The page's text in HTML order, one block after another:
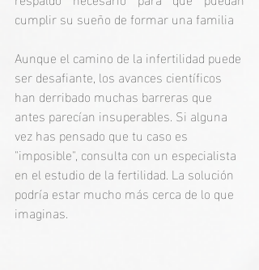
cumplir su sueño de formar una familia
Aunque el camino de la infertilidad puede
ser desafiante, los avances científicos
han derribado muchas barreras que
antes parecían insuperables. Si alguna
vez has pensado que tu caso es
"imposible", consulta con un especialista
en el estudio de la fertilidad. La solución
podría estar mucho más cerca de lo que
imaginas.